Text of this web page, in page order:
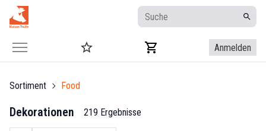
Anmelden
Sortiment Food
Dekorationen 219 Ergebnisse